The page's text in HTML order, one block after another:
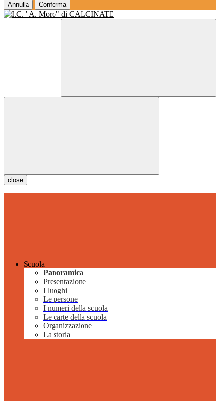
Annulla Conferma
close
Scuola
Panoramica
Presentazione
I luoghi
Le persone
I numeri della scuola
Le carte della scuola
Organizzazione
La storia